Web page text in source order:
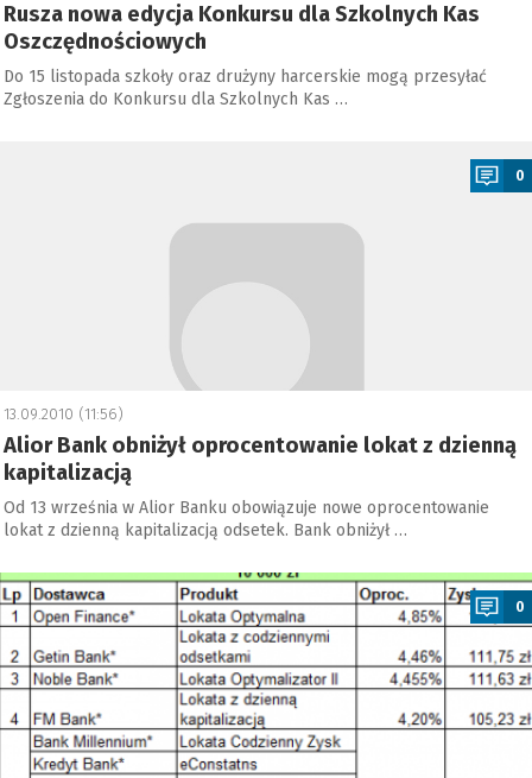
Rusza nowa edycja Konkursu dla Szkolnych Kas
Oszczędnościowych
Do 15 listopada szkoły oraz drużyny harcerskie mogą przesyłać
Zgłoszenia do Konkursu dla Szkolnych Kas …
0
13.09.2010 (11:56)
Alior Bank obniżył oprocentowanie lokat z dzienną
kapitalizacją
Od 13 września w Alior Banku obowiązuje nowe oprocentowanie
lokat z dzienną kapitalizacją odsetek. Bank obniżył …
0